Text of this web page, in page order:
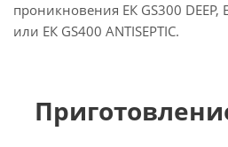
проникновения ЕК GS300 DEEP,
или ЕК GS400 ANTISEPTIC.